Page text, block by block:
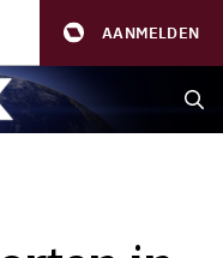
AANMELDEN